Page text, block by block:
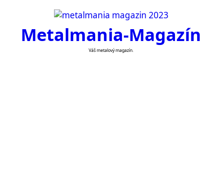
contentMetalmania-Magazín
Váš metalový magazín.